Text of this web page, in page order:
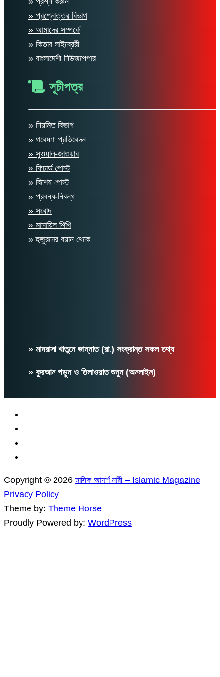
» প্রশ্নোত্তর বিভাগ
» আমাদের সম্পর্কে
» কিতাব লাইব্রেরী
» বাংলাদেশী নিউজপেপার
সূচীপত্র
» নিয়মিত বিভাগ
» গবেষণা প্রতিবেদন
» সুওয়াল-জাওয়াব
» ফিচার্ড পোস্ট
» বিশেষ পোস্ট
» প্রবন্ধ-নিবন্ধ
» সংবাদ
» মাসায়িল শিখি
» হুজুরদের বয়ান থেকে
» মাদরাসা খাতুনে জান্নাত (রা.) সংক্রান্ত সকল তথ্য
» কুরআন পড়ুন ও তিলাওয়াত শুনুন (অনলাইন)
Copyright © 2026 মাসিক আদর্শ নারী – Islamic Magazine
Privacy Policy
Theme by: Theme Horse
Proudly Powered by: WordPress